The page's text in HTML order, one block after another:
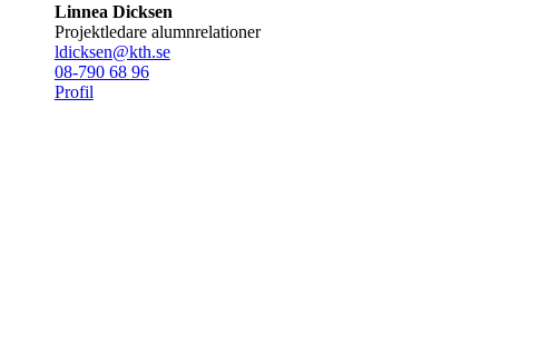
Linnea Dicksen
projektledare alumnrelationer
ldicksen@kth.se
08-790 68 96
Profil